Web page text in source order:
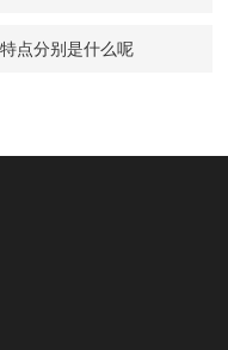
点分别是什么呢